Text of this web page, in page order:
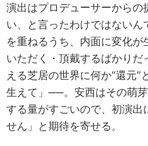
演出はプロデューサーからの
い、と言ったわけではない
を重ねるうち、内面に変化
いただく・頂戴するばかり
える芝居の世界に何か“還元
生えて」──。安西はその萌
する量がすごいので、初演出
せん」と期待を寄せる。